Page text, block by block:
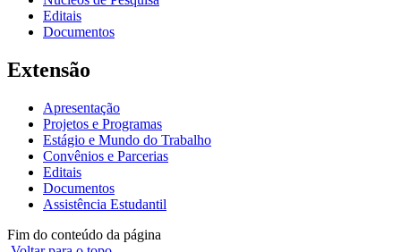
Editais
Documentos
Extensão
Apresentação
Projetos e Programas
Estágio e Mundo do Trabalho
Convênios e Parcerias
Editais
Documentos
Assistência Estudantil
Fim do conteúdo da página